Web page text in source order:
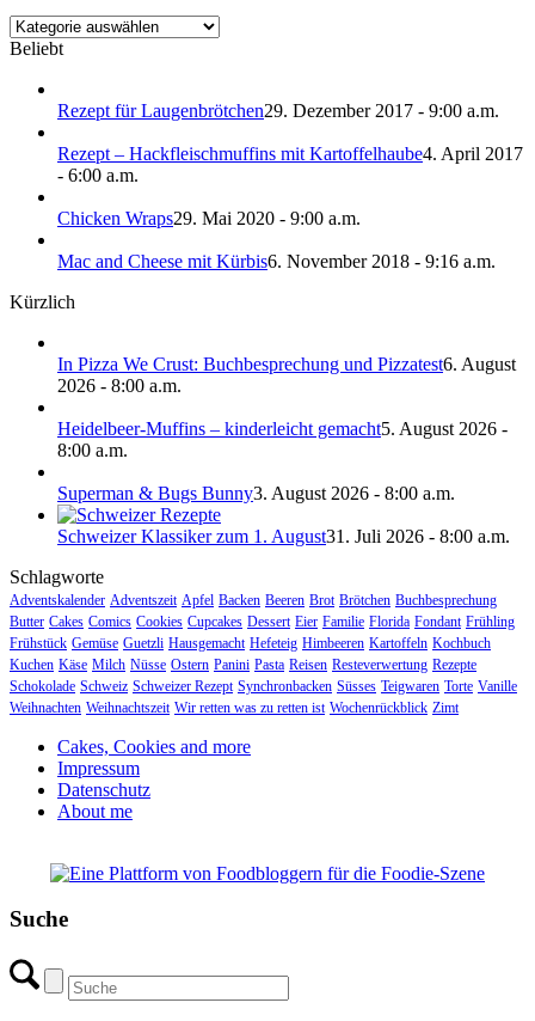
Kategorien
Beliebt
Rezept für Laugenbrötchen29. Dezember 2017 - 9:00 a.m.
Rezept – Hackfleischmuffins mit Kartoffelhaube4. April 2017
- 6:00 a.m.
Chicken Wraps29. Mai 2020 - 9:00 a.m.
Mac and Cheese mit Kürbis6. November 2018 - 9:16 a.m.
Kürzlich
In Pizza We Crust: Buchbesprechung und Pizzatest6. August
2026 - 8:00 a.m.
Heidelbeer-Muffins – kinderleicht gemacht5. August 2026 -
8:00 a.m.
Superman & Bugs Bunny3. August 2026 - 8:00 a.m.
Schweizer Klassiker zum 1. August31. Juli 2026 - 8:00 a.m.
Schlagworte
Adventskalender Adventszeit Apfel Backen Beeren Brot Brötchen Buchbesprechung
Butter Cakes Comics Cookies Cupcakes Dessert Eier Familie Florida Fondant Frühling
Frühstück Gemüse Guetzli Hausgemacht Hefeteig Himbeeren Kartoffeln Kochbuch
Kuchen Käse Milch Nüsse Ostern Panini Pasta Reisen Resteverwertung Rezepte
Schokolade Schweiz Schweizer Rezept Synchronbacken Süsses Teigwaren Torte Vanille
Weihnachten Weihnachtszeit Wir retten was zu retten ist Wochenrückblick Zimt
Cakes, Cookies and more
Impressum
Datenschutz
About me
Suche